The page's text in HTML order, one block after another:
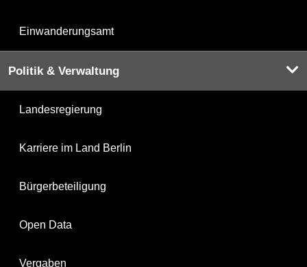
Einwanderungsamt
Politik & Verwaltung
Landesregierung
Karriere im Land Berlin
Bürgerbeteiligung
Open Data
Vergaben